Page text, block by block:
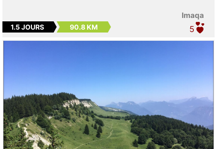
Imaqa
1.5 JOURS 90.8 KM 5